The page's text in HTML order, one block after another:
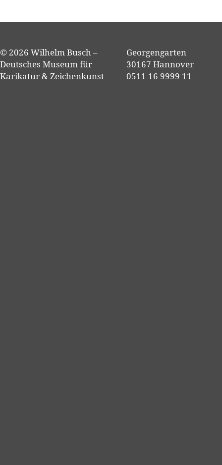
© 2026 Wilhelm Busch –
Deutsches Museum für
Karikatur & Zeichenkunst
Georgengarten
30167 Hannover
0511 16 9999 11